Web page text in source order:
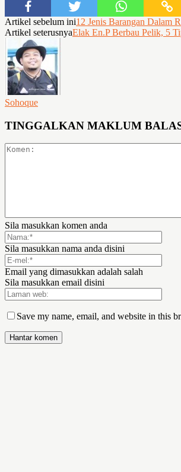
Artikel sebelum ini12 Jenis Barangan Dalam
Artikel seterusnyaElak En.P Berbau Pelik, 5
Sohoque
TINGGALKAN MAKLUM
Sila masukkan komen anda
Sila masukkan nama anda disini
Email yang dimasukkan adalah salah
Sila masukkan email disini
Save my name, email, and website in this